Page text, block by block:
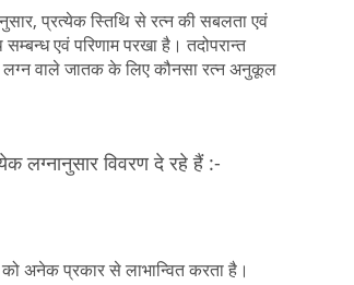
प्रत्येक स्तिथि से रत्न की सबलता एवं
एवं परिणाम परखा है। तदोपरान्त
लग्न वाले जातक के लिए कौनसा रत्न अनुकूल
लग्नानुसार विवरण दे रहे हैं :-
अनेक प्रकार से लाभान्वित करता है।